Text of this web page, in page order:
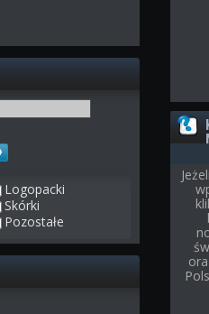
Logopacki
Skórki
Pozostałe